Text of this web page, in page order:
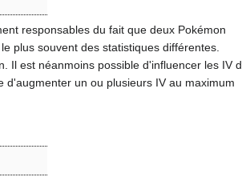
responsables du fait que deux Pokémon
plus souvent des statistiques différentes.
Il est néanmoins possible d'influencer les IV
d'augmenter un ou plusieurs IV au maximum